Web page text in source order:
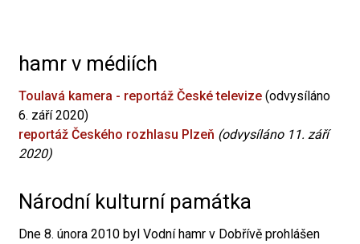
hamr v médiích
Toulavá kamera - reportáž České televize (odvysíláno
6. září 2020)
reportáž Českého rozhlasu Plzeň (odvysíláno 11. září
2020)
Národní kulturní památka
Dne 8. února 2010 byl Vodní hamr v Dobřívě prohlášen